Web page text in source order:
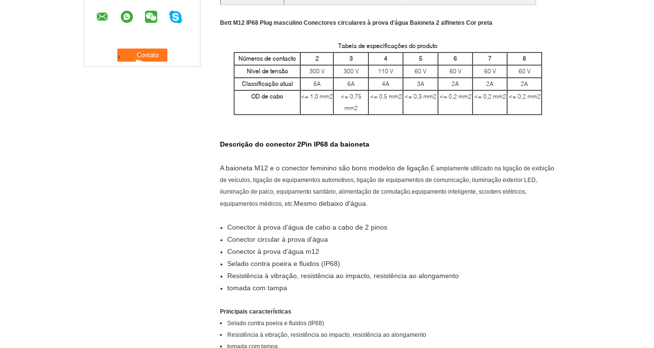
Bett M12 IP68 Plug masculino Conectores circulares à prova d'água Baioneta 2 alfinetes Cor preta
Tabela de especificações do produto
Números de contacto
2 3 4 5 6 7
8
Nivel de tensão
300 V 300 V 110 V 60 V 60 V 60 V
60 V
Classificação atual
8A 6A 4A 3A 2A 2A
2A
OD de cabo
<= 1,0 mm2
<= 0,75
mm2
<= 0,5 mm2 <= 0,3 mm2 <= 0,2 mm2 <= 0,2 mm2 <= 0,2 mm2
Descrição do conector 2Pin IP68 da baioneta
A baioneta M12 e o conector feminino são bons modelos de ligação. É amplamente utilizado na ligação de exibição
de veículos, ligação de equipamentos automotivos, ligação de equipamentos de comunicação, iluminação exterior LED,
iluminação de palco, equipamento sanitário, alimentação de comutação,equipamento inteligente, scooters elétricos,
equipamentos médicos, etc.Mesmo debaixo d'água.
Conector à prova d'água de cabo a cabo de 2 pinos
Conector circular à prova d'água
Conector à prova d'água m12
Selado contra poeira e fluidos (IP68)
Resistência à vibração, resistência ao impacto, resistência ao alongamento
tomada com tampa
Principais características
Selado contra poeira e fluidos (IP68)
Resistência à vibração, resistência ao impacto, resistência ao alongamento
tomada com tampa